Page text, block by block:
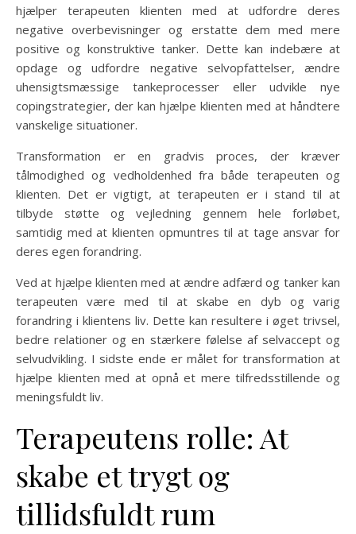
hjælper terapeuten klienten med at udfordre deres
negative overbevisninger og erstatte dem med mere
positive og konstruktive tanker. Dette kan indebære at
opdage og udfordre negative selvopfattelser, ændre
uhensigtsmæssige tankeprocesser eller udvikle nye
copingstrategier, der kan hjælpe klienten med at håndtere
vanskelige situationer.
Transformation er en gradvis proces, der kræver
tålmodighed og vedholdenhed fra både terapeuten og
klienten. Det er vigtigt, at terapeuten er i stand til at
tilbyde støtte og vejledning gennem hele forløbet,
samtidig med at klienten opmuntres til at tage ansvar for
deres egen forandring.
Ved at hjælpe klienten med at ændre adfærd og tanker kan
terapeuten være med til at skabe en dyb og varig
forandring i klientens liv. Dette kan resultere i øget trivsel,
bedre relationer og en stærkere følelse af selvaccept og
selvudvikling. I sidste ende er målet for transformation at
hjælpe klienten med at opnå et mere tilfredsstillende og
meningsfuldt liv.
Terapeutens rolle: At
skabe et trygt og
tillidsfuldt rum